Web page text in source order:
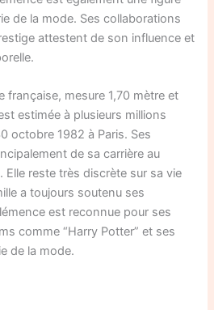
de la mode. Ses collaborations
attestent de son influence et
française, mesure 1,70 mètre et
estimée à plusieurs millions
octobre 1982 à Paris. Ses
de sa carrière au
Elle reste très discrète sur sa vie
a toujours soutenu ses
est reconnue pour ses
comme “Harry Potter” et ses
de la mode.